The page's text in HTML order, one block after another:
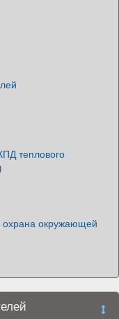
теплового
охрана окружающей